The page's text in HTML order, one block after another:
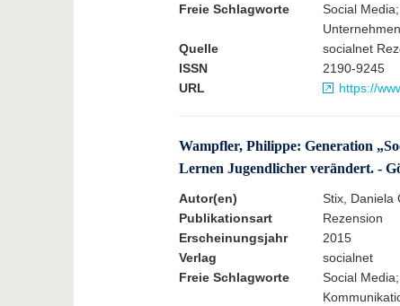
Freie Schlagworte
Social
Quelle
socialnet
ISSN
2190-9245
URL
https://
Wampfler, Philippe: Generation
Lernen Jugendlicher verändert. -
Autor(en)
Stix, Daniela
Publikationsart
Rezension
Erscheinungsjahr
2015
Verlag
socialnet
Freie Schlagworte
Social